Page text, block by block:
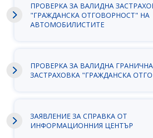
ПРОВЕРКА ЗА ВАЛИДНА
"ГРАЖДАНСКА ОТГОВОРНОСТ" НА
АВТОМОБИЛИСТИТЕ
ПРОВЕРКА ЗА ВАЛИДНА ГРАНИЧНА
ЗАСТРАХОВКА "ГРАЖДАНСКА
ЗАЯВЛEНИЕ ЗА СПРАВКА ОТ
ИНФОРМАЦИОННИЯ ЦЕНТЪР